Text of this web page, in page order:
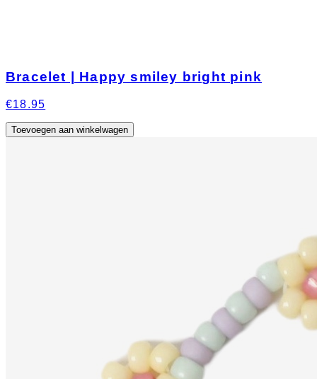
Bracelet | Happy smiley bright pink
€18.95
Toevoegen aan winkelwagen